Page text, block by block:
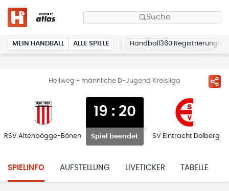
Suche
MEIN HANDBALL ALLE SPIELE Handball360 Registrierung
Hellweg - männliche D-Jugend Kreisliga
RSV Altenbögge-Bönen
19 : 20
Spiel beendet SV Eintracht Dolberg
SPIELINFO AUFSTELLUNG LIVETICKER TABELLE